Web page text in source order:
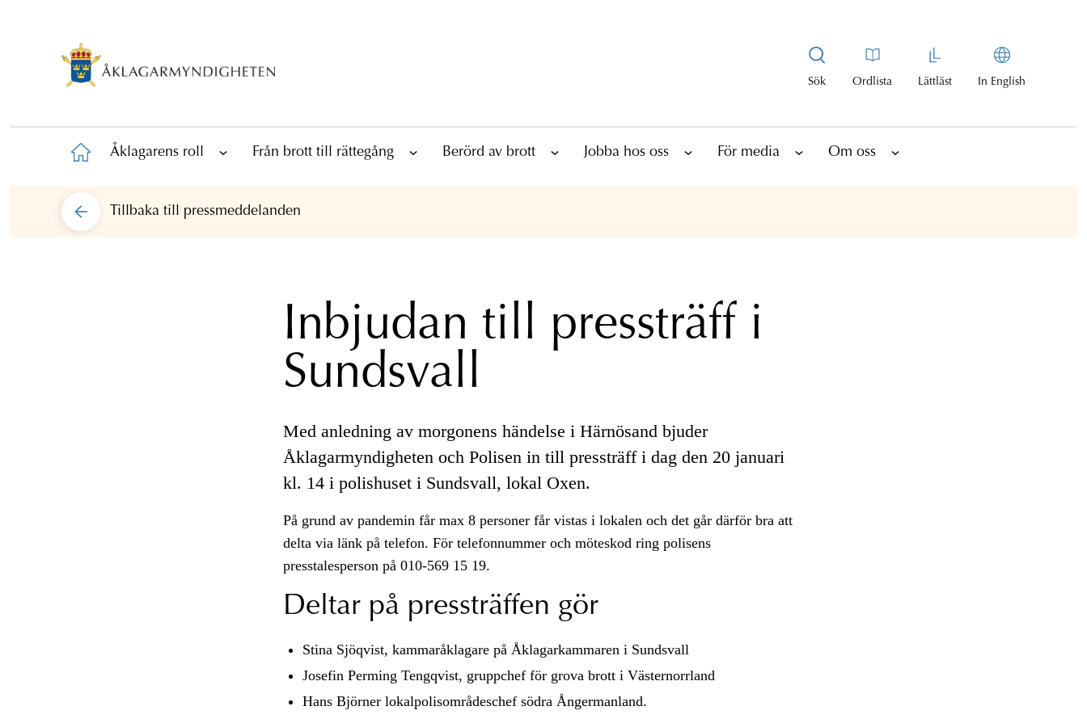
Sök Ordlista Lättläst In English
Åklagarens roll Från brott till rättegång Berörd av brott Jobba hos oss För media Om oss
Tillbaka till pressmeddelanden
Inbjudan till pressträff i
Sundsvall
Med anledning av morgonens händelse i Härnösand bjuder
Åklagarmyndigheten och Polisen in till pressträff i dag den 20 januari
kl. 14 i polishuset i Sundsvall, lokal Oxen.
På grund av pandemin får max 8 personer får vistas i lokalen och det går därför bra att
delta via länk på telefon. För telefonnummer och möteskod ring polisens
presstalesperson på 010-569 15 19.
Deltar på pressträffen gör
Stina Sjöqvist, kammaråklagare på Åklagarkammaren i Sundsvall
Josefin Perming Tengqvist, gruppchef för grova brott i Västernorrland
Hans Björner lokalpolisområdeschef södra Ångermanland.